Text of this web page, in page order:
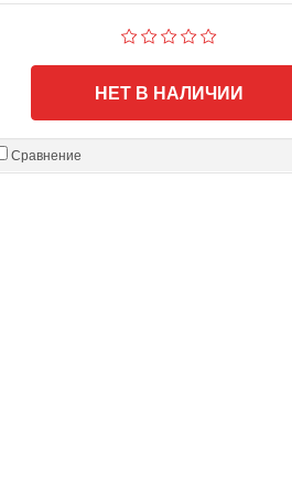
НЕТ В НАЛИЧИИ
Сравнение